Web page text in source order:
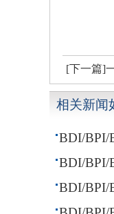
[下一篇]
相关新闻
BDI/BPI/
BDI/BPI/
BDI/BPI/